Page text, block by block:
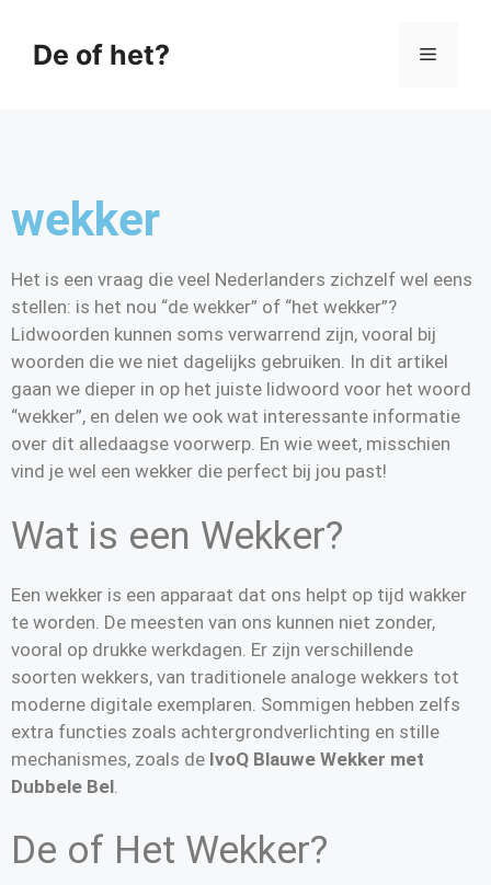
De of het?
wekker
Het is een vraag die veel Nederlanders zichzelf wel eens
stellen: is het nou “de wekker” of “het wekker”?
Lidwoorden kunnen soms verwarrend zijn, vooral bij
woorden die we niet dagelijks gebruiken. In dit artikel
gaan we dieper in op het juiste lidwoord voor het woord
“wekker”, en delen we ook wat interessante informatie
over dit alledaagse voorwerp. En wie weet, misschien
vind je wel een wekker die perfect bij jou past!
Wat is een Wekker?
Een wekker is een apparaat dat ons helpt op tijd wakker
te worden. De meesten van ons kunnen niet zonder,
vooral op drukke werkdagen. Er zijn verschillende
soorten wekkers, van traditionele analoge wekkers tot
moderne digitale exemplaren. Sommigen hebben zelfs
extra functies zoals achtergrondverlichting en stille
mechanismes, zoals de IvoQ Blauwe Wekker met
Dubbele Bel
De of Het Wekker?